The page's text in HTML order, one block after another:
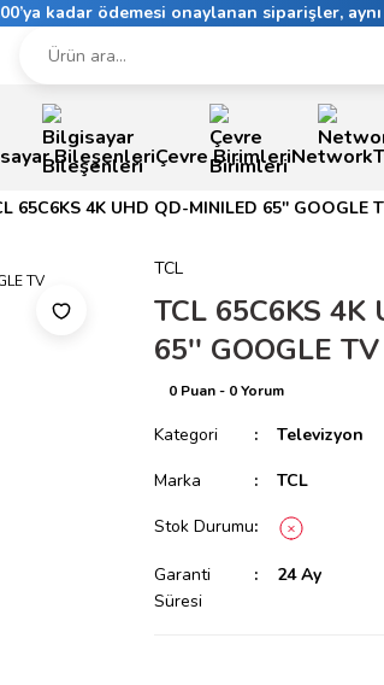
kadar ödemesi onaylanan siparişler,
BileşenleriÇevre BirimleriNetwork
65C6KS 4K UHD QD-MINILED 65'' GOOGLE
TCL
TCL 65C6KS 4K
65'' GOOGLE TV
0 Puan - 0 Yorum
Kategori
Televizyon
Marka
TCL
Stok Durumu
Garanti
Süresi
24 Ay